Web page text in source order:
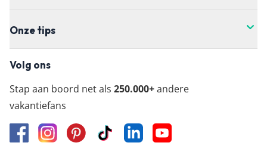
Onze tips
Volg ons
Stap aan boord net als 250.000+andere
vakantiefans